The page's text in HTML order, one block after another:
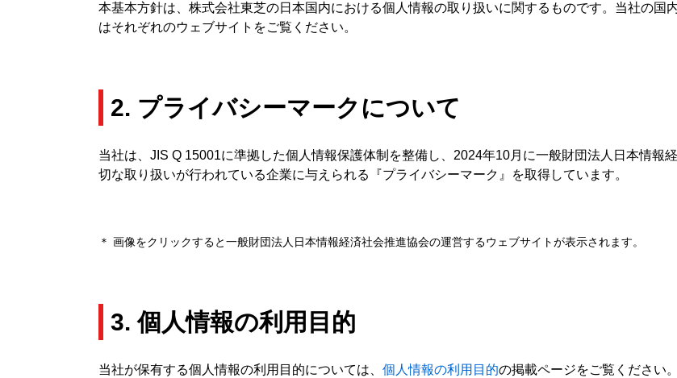
本基本方針は、株式会社東芝の日本国内における個人情報の取り扱いに関するものです。当社の国
はそれぞれのウェブサイトをご覧ください。
2. プライバシーマークについて
当社は、JIS Q 15001に準拠した個人情報保護体制を整備し、2024年10月に一般財団法人日本情報
切な取り扱いが行われている企業に与えられる『プライバシーマーク』を取得しています。
＊ 画像をクリックすると一般財団法人日本情報経済社会推進協会の運営するウェブサイトが表示されます。
3. 個人情報の利用目的
当社が保有する個人情報の利用目的については、 個人情報の利用目的の掲載ページをご覧ください。